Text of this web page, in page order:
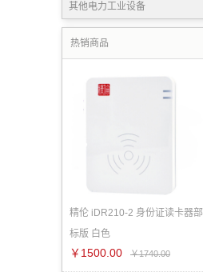
灭火药剂 消防宣传装备
其他电力工业设备
热销商品
精伦 iDR210-2 身份证读卡器部
标版 白色
￥1500.00 ￥1740.00